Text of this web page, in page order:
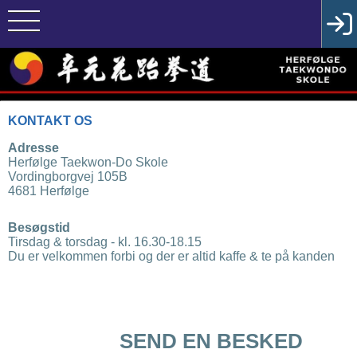
KONTAKT OS
Herfølge Taekwon-Do Skole
Vordingborgvej 105B
4681 Herfølge
Tirsdag & torsdag - kl. 16.30-18.15
Du er velkommen forbi og der er altid kaffe & te på kanden
SEND EN BESKED